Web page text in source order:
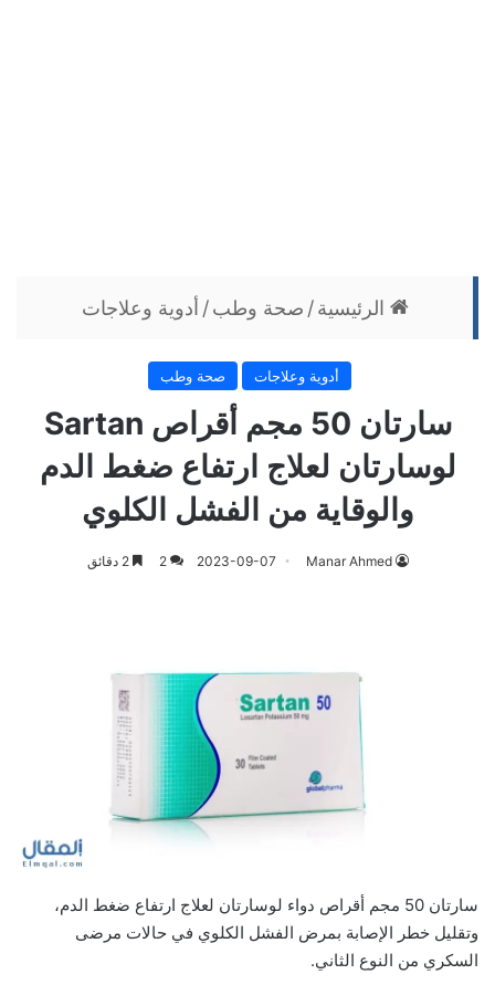
الرئيسية / صحة وطب / أدوية وعلاجات
أدوية وعلاجات صحة وطب
سارتان 50 مجم أقراص Sartan
لوسارتان لعلاج ارتفاع ضغط الدم
والوقاية من الفشل الكلوي
Manar Ahmed
2023-09-07
2 2 دقائق
سارتان 50 مجم أقراص دواء لوسارتان لعلاج ارتفاع ضغط الدم،
وتقليل خطر الإصابة بمرض الفشل الكلوي في حالات مرضى
السكري من النوع الثاني.